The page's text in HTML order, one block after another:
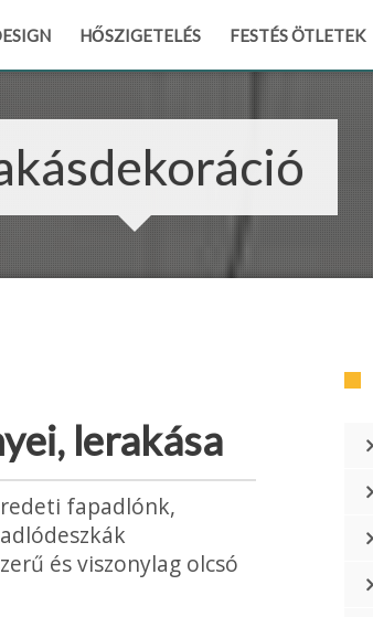
HŐSZIGETELÉS FESTÉS ÖTLETEK
lerakása
fapadlónk,
és viszonylag olcsó